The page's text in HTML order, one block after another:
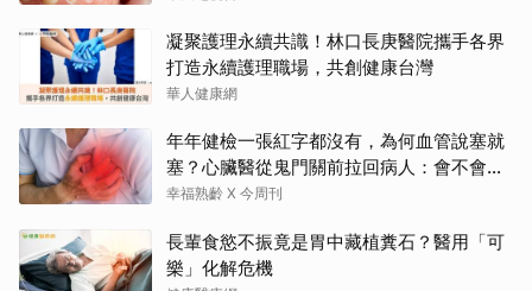
凝聚護理永續共識！林口長庚醫院攜手各界
打造永續護理職場，共創健康台灣
華人健康網
年年健檢一張紅字都沒有，為何血管說塞就
塞？心臟醫從鬼門關前拉回病人：會不會心
梗要看對數字
幸福熟齡 X 今周刊
長輩食慾不振竟是胃中藏植糞石？醫用「可
樂」化解危機